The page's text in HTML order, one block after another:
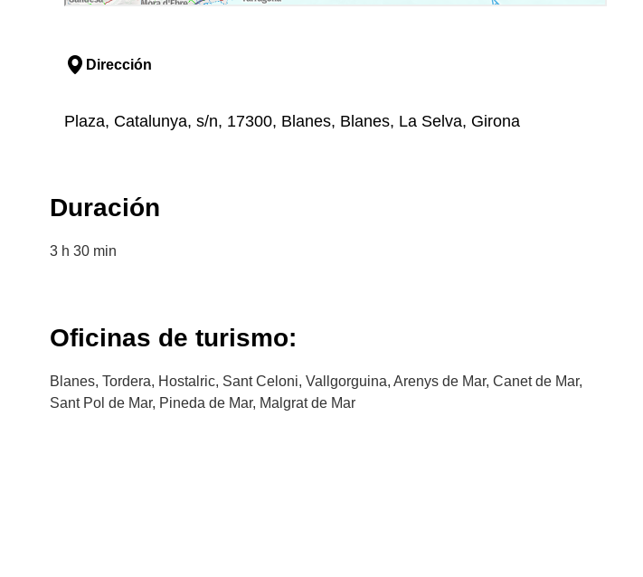
Dirección
Plaza, Catalunya, s/n, 17300, Blanes, Blanes, La Selva, Girona
Duración
3 h 30 min
Oficinas de turismo:
Blanes, Tordera, Hostalric, Sant Celoni, Vallgorguina, Arenys de Mar, Canet de Mar,
Sant Pol de Mar, Pineda de Mar, Malgrat de Mar